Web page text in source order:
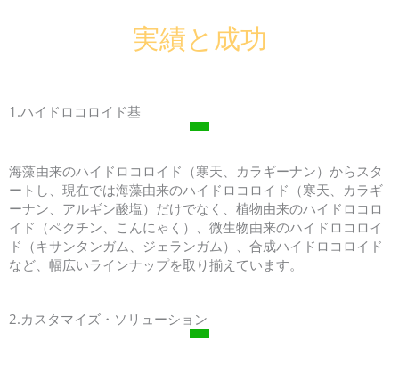
実績と成功
1.ハイドロコロイド基
海藻由来のハイドロコロイド（寒天、カラギーナン）からスタ
ートし、現在では海藻由来のハイドロコロイド（寒天、カラギ
ーナン、アルギン酸塩）だけでなく、植物由来のハイドロコロ
イド（ペクチン、こんにゃく）、微生物由来のハイドロコロイ
ド（キサンタンガム、ジェランガム）、合成ハイドロコロイド
など、幅広いラインナップを取り揃えています。
2.カスタマイズ・ソリューション